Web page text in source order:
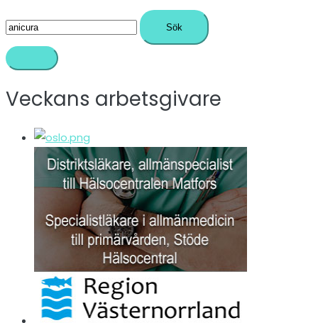
Sök
efter:
Veckans arbetsgivare